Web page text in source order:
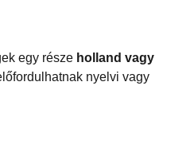
egy része holland vagy
nyelvi vagy